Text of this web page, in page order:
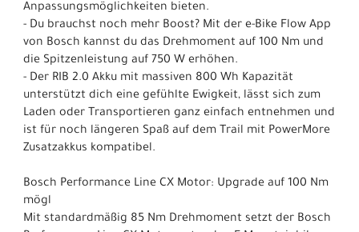
Anpassungsmöglichkeiten bieten.
- Du brauchst noch mehr Boost? Mit der e-Bike Flow App
von Bosch kannst du das Drehmoment auf 100 Nm und
die Spitzenleistung auf 750 W erhöhen.
- Der RIB 2.0 Akku mit massiven 800 Wh Kapazität
unterstützt dich eine gefühlte Ewigkeit, lässt sich zum
Laden oder Transportieren ganz einfach entnehmen und
ist für noch längeren Spaß auf dem Trail mit PowerMore
Zusatzakkus kompatibel.
Bosch Performance Line CX Motor: Upgrade auf 100 Nm
mögl
Mit standardmäßig 85 Nm Drehmoment setzt der Bosch